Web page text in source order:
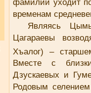
временам
Являясь
Цагараевы
Хъалог) –
Вместе с
Дзускаевых и
Родовым